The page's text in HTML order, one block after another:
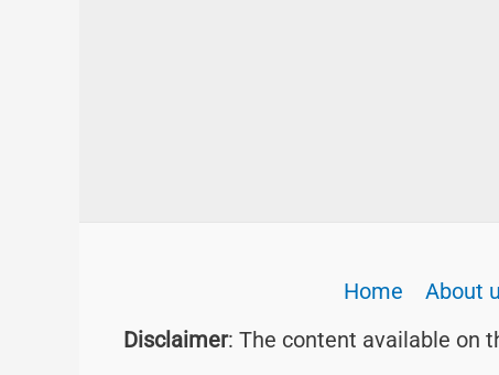
Home About
Disclaimer: The content available on